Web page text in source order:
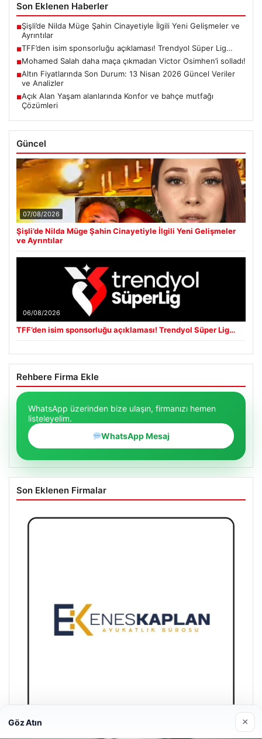
Son Eklenen Haberler
■Şişli’de Nilda Müge Şahin Cinayetiyle İlgili Yeni Gelişmeler ve
Ayrıntılar
■TFF’den isim sponsorluğu açıklaması! Trendyol Süper Lig…
■Mohamed Salah daha maça çıkmadan Victor Osimhen’i solladı!
■Altın Fiyatlarında Son Durum: 13 Nisan 2026 Güncel Veriler
ve Analizler
■Açık Alan Yaşam alanlarında Konfor ve bahçe mutfağı
Çözümleri
Güncel
07/08/2026
Şişli’de Nilda Müge Şahin Cinayetiyle İlgili Yeni Gelişmeler
ve Ayrıntılar
06/08/2026
TFF’den isim sponsorluğu açıklaması! Trendyol Süper Lig…
Rehbere Firma Ekle
WhatsApp üzerinden bize ulaşın, firmanızı hemen
listeleyelim.
WhatsApp Mesaj
Son Eklenen Firmalar
Göz Atın ×